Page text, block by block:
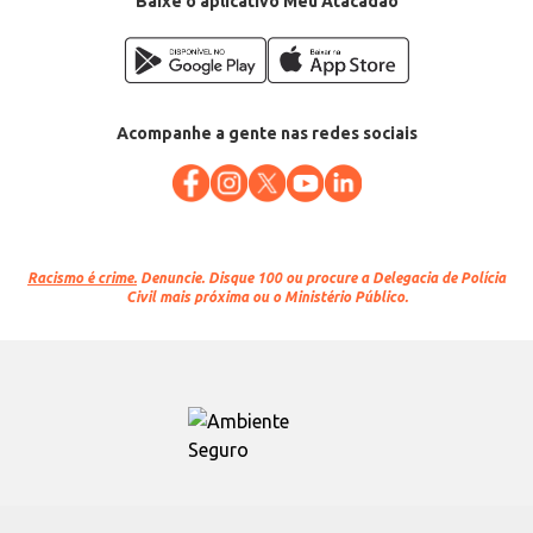
Acompanhe a gente nas redes sociais
Racismo é crime. Denuncie. Disque 100 ou procure a Delegacia de Polícia
Civil mais próxima ou o Ministério Público.